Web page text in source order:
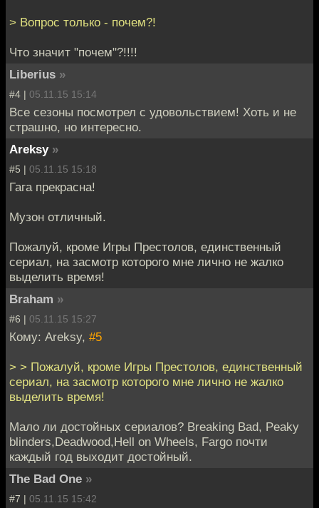
> Вопрос только - почем?!
Что значит "почем"?!!!!
Liberius »
#4 | 05.11.15 15:14
Все сезоны посмотрел с удовольствием! Хоть и не
страшно, но интересно.
Areksy »
#5 | 05.11.15 15:18
Гага прекрасна!
Музон отличный.
Пожалуй, кроме Игры Престолов, единственный
сериал, на засмотр которого мне лично не жалко
выделить время!
Braham »
#6 | 05.11.15 15:27
Кому: Areksy, #5
> > Пожалуй, кроме Игры Престолов, единственный
сериал, на засмотр которого мне лично не жалко
выделить время!
Мало ли достойных сериалов? Breaking Bad, Peaky
blinders,Deadwood,Hell on Wheels, Fargo почти
каждый год выходит достойный.
The Bad One »
#7 | 05.11.15 15:42